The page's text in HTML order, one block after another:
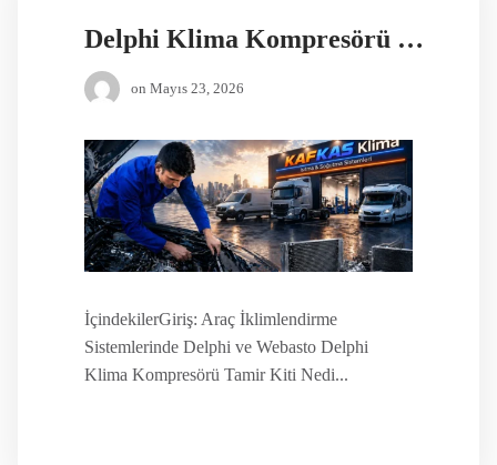
Delphi Klima Kompresörü Tamir Kiti
on Mayıs 23, 2026
İçindekilerGiriş: Araç İklimlendirme
Sistemlerinde Delphi ve Webasto Delphi
Klima Kompresörü Tamir Kiti Nedi...